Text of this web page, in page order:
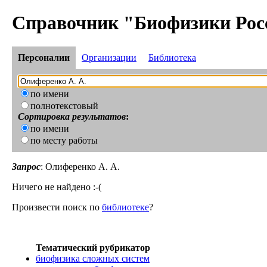
Справочник "Биофизики
Персоналии Организации Библиотека
по имени
полнотекстовый
Сортировка результатов:
по имени
по месту работы
Запрос: Олиференко А. А.
Ничего не найдено :-(
Произвести поиск по библиотеке?
Тематический рубрикатор
биофизика сложных систем